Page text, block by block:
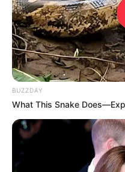
Esta lembrancinha
todos os seus
facilmente pode
diferentes formatos.
BUZZDAY
What This Snake